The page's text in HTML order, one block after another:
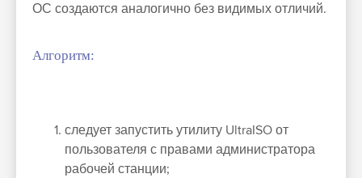
ОС создаются аналогично без видимых отличий.
Алгоритм:
следует запустить утилиту UltraISO от
пользователя с правами администратора
рабочей станции;